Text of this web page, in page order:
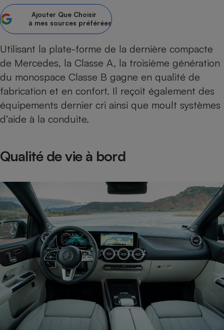
Ajouter Que Choisir
à mes sources préférées
Utilisant la plate-forme de la dernière compacte
de Mercedes, la Classe A, la troisième génération
du monospace Classe B gagne en qualité de
fabrication et en confort. Il reçoit également des
équipements dernier cri ainsi que moult systèmes
d’aide à la conduite.
Qualité de vie à bord
bouteille
Assurance emprunteur
Plaque de cuisson à
induction
Téléphone mobile -
Smartphone
Matelas
Radiateur électrique
Climatiseur -
Ventilateur